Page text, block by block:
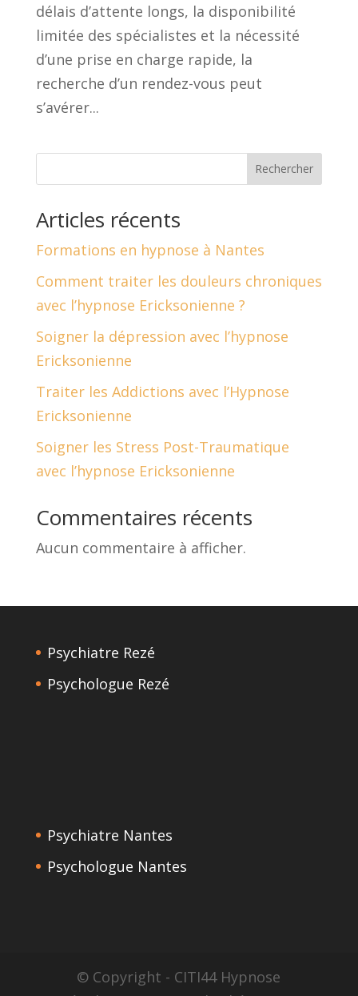
délais d’attente longs, la disponibilité
limitée des spécialistes et la nécessité
d’une prise en charge rapide, la
recherche d’un rendez-vous peut
s’avérer...
Rechercher
Articles récents
Formations en hypnose à Nantes
Comment traiter les douleurs chroniques
avec l’hypnose Ericksonienne ?
Soigner la dépression avec l’hypnose
Ericksonienne
Traiter les Addictions avec l’Hypnose
Ericksonienne
Soigner les Stress Post-Traumatique
avec l’hypnose Ericksonienne
Commentaires récents
Aucun commentaire à afficher.
Psychiatre Rezé
Psychologue Rezé
Psychiatre Nantes
Psychologue Nantes
© Copyright - CITI44 Hypnose